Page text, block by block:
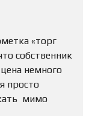
«торг
собственник
немного
просто
мимо